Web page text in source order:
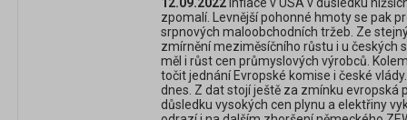
12.09.2022 Inflace v USA v důsledku
zpomalí. Levnější pohonné hmoty se pak
srpnových maloobchodních tržeb. Ze
zmírnění meziměsíčního růstu i u českých
měl i růst cen průmyslových výrobců.
točit jednání Evropské komise i české
dnes. Z dat stojí ještě za zmínku evropská
důsledku vysokých cen plynu a elektřiny